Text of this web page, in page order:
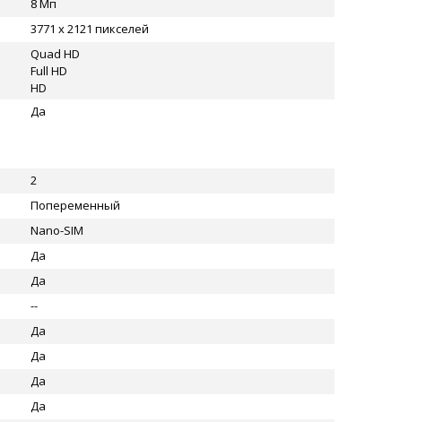
8 Мп
3771 x 2121 пикселей
Quad HD
Full HD
HD
Да
2
Попеременный
Nano-SIM
Да
Да
--
Да
Да
Да
Да